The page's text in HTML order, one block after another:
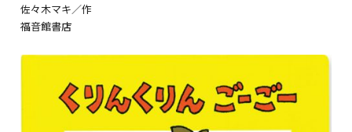
佐々木マキ／作
福音館書店